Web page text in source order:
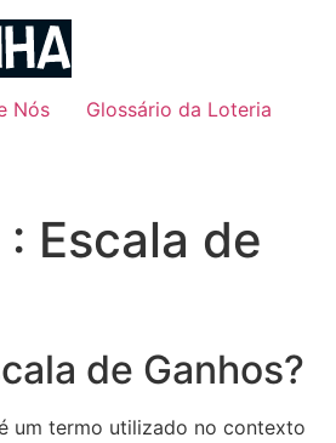
Nós
Glossário da Loteria
Escala de
de Ganhos?
um termo utilizado no contexto